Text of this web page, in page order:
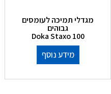
מגדלי תמיכה לעומסים
גבוהים
Doka Staxo 100
מידע נוסף